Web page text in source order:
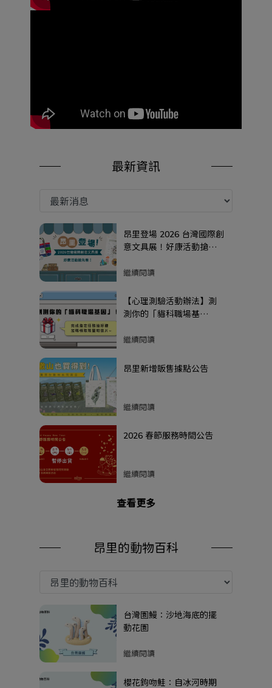
最新資訊
昂里登場 2026 台灣國際創
意文具展！好康活動搶先
繼續閱讀
【心理測驗活動辦法】測
測你的「貓科職場基
禮，加碼領取限量明信片
繼續閱讀
昂里新增販售據點公告
繼續閱讀
2026 春節服務時間公告
繼續閱讀
查看更多
昂里的動物百科
台灣園鰻：沙地海底的擺
動花園
繼續閱讀
櫻花鉤吻鮭：自冰河時期